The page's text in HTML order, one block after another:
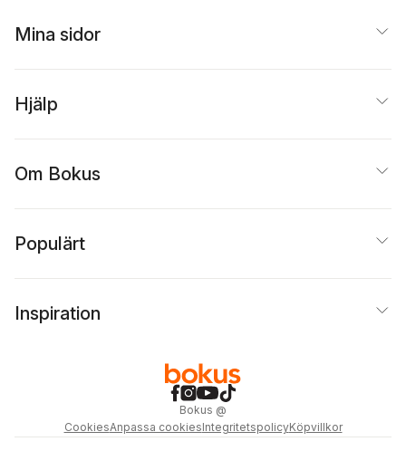
Mina sidor
Hjälp
Om Bokus
Populärt
Inspiration
Bokus @
CookiesAnpassa cookiesIntegritetspolicyKöpvillkor